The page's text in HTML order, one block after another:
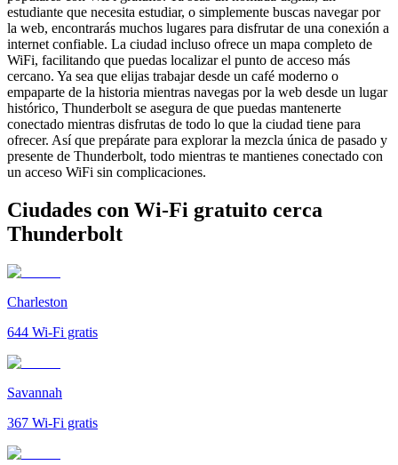
estudiante que necesita estudiar, o simplemente buscas navegar por
la web, encontrarás muchos lugares para disfrutar de una conexión a
internet confiable. La ciudad incluso ofrece un mapa completo de
WiFi, facilitando que puedas localizar el punto de acceso más
cercano. Ya sea que elijas trabajar desde un café moderno o
empaparte de la historia mientras navegas por la web desde un lugar
histórico, Thunderbolt se asegura de que puedas mantenerte
conectado mientras disfrutas de todo lo que la ciudad tiene para
ofrecer. Así que prepárate para explorar la mezcla única de pasado y
presente de Thunderbolt, todo mientras te mantienes conectado con
un acceso WiFi sin complicaciones.
Ciudades con Wi-Fi gratuito cerca
Thunderbolt
Charleston
644 Wi-Fi gratis
Savannah
367 Wi-Fi gratis